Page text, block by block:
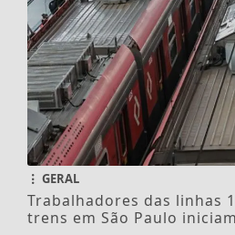
GERAL
Trabalhadores das linhas
trens em São Paulo